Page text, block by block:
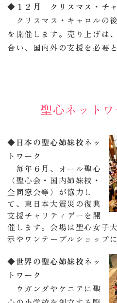
◆ １２月 クリスマス・チ
クリスマス・キャロルの
を開催します。売り上げは
合い、国内外の支援を必要
聖心ネット
◆日本の聖心姉妹校ネッ
トワーク
毎年６月、オール聖心
（聖心会・国内姉妹校・
全同窓会等）が協力し
て、東日本大震災の復興
支援チャリティデーを開
催します。会場は聖心女子
示やワンテーブルショップ
◆世界の聖心姉妹校ネッ
トワーク
ウガンダやケニアに聖